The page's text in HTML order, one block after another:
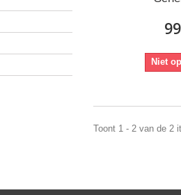
Niet
Toont 1 - 2 van de 2